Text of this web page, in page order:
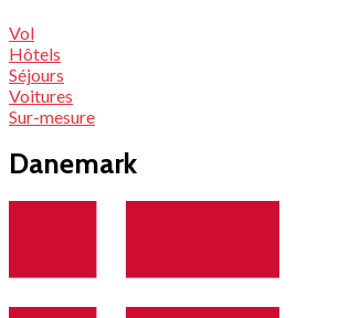
Vol
Hôtels
Séjours
Voitures
Sur-mesure
Danemark